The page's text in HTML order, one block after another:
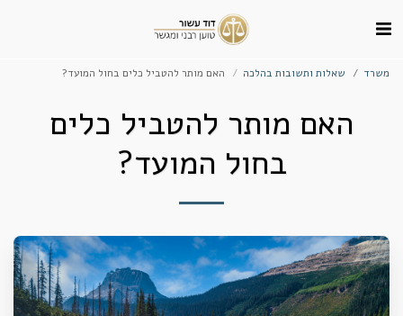
משרד שאלות ותשובות בהלכה האם מותר להטביל כלים בחול המועד?
האם מותר להטביל כלים
בחול המועד?